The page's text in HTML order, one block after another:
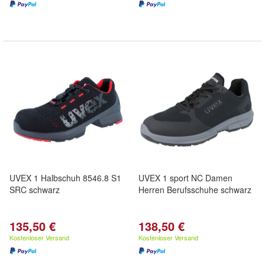
UVEX 1 Halbschuh 8546.8 S1
SRC schwarz
135,50 €
Kostenloser Versand
UVEX 1 sport NC Damen
Herren Berufsschuhe schwarz
138,50 €
Kostenloser Versand